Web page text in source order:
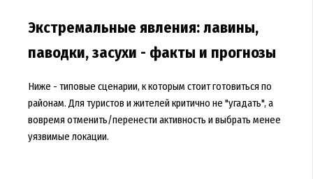
Экстремальные явления: лавины,
паводки, засухи - факты и прогнозы
Ниже - типовые сценарии, к которым стоит готовиться по
районам. Для туристов и жителей критично не "угадать", а
вовремя отменить/перенести активность и выбрать менее
уязвимые локации.